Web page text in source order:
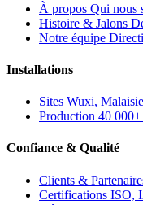
À propos Qui nous
Histoire & Jalons
Notre équipe
Installations
Sites Wuxi, Malaisie
Production 40 000+
Confiance & Qualité
Clients &
Certifications ISO,